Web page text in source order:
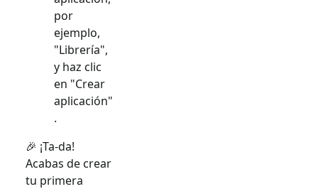
por
ejemplo,
"Librería",
y haz clic
en "Crear
aplicación"
.
🎉 ¡Ta-da!
Acabas de crear
tu primera